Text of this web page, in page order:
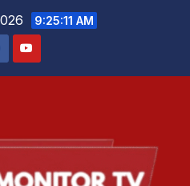
9:25:12 AM